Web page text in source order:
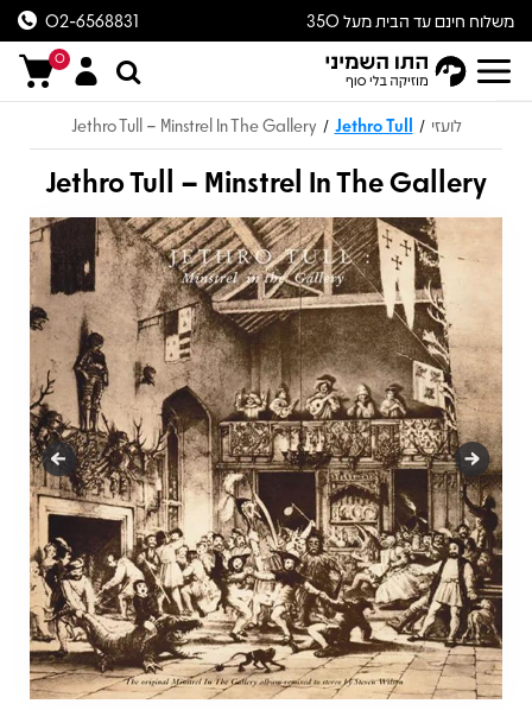
משלוח חינם עד הבית מעל 350
ש״ח
02-6568831
0
לועזי /
Jethro Tull
/
Jethro Tull – Minstrel In The Gallery
Jethro Tull – Minstrel In The Gallery